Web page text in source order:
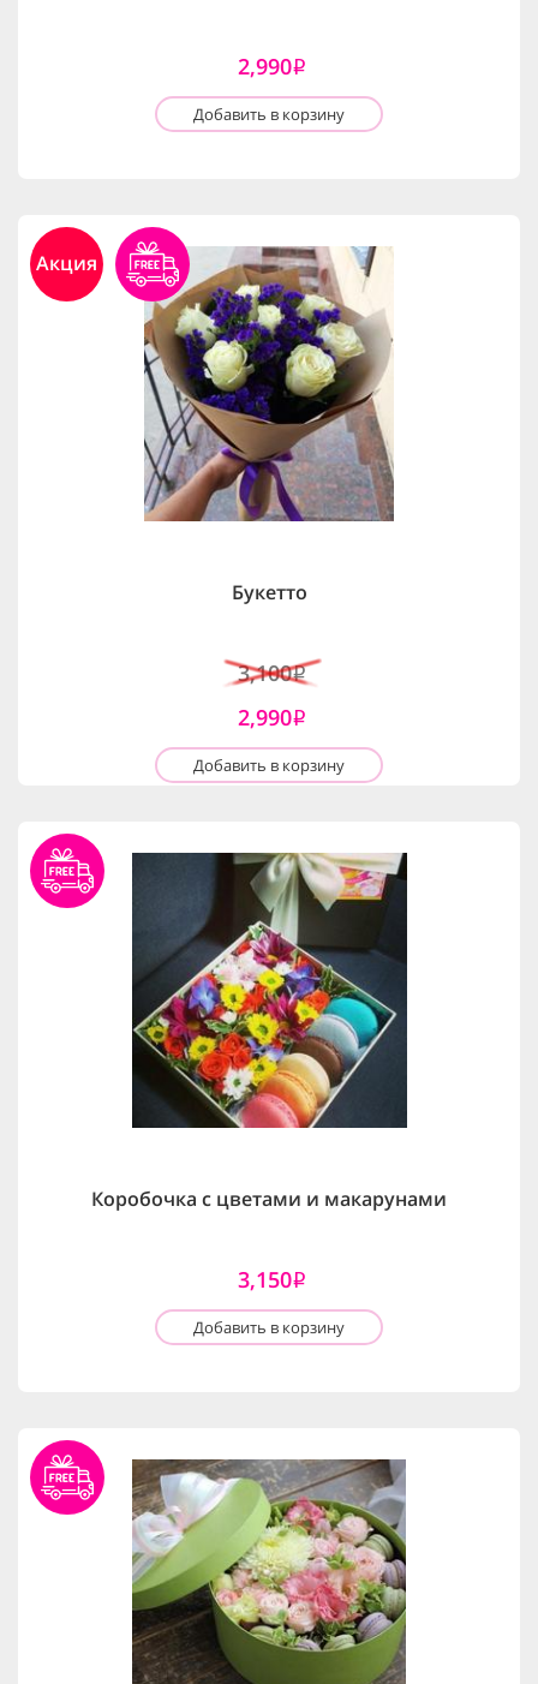
2,990i
Добавить в корзину
Акция
Букетто
3,100i
2,990i
Добавить в корзину
Коробочка с цветами и макарунами
3,150i
Добавить в корзину